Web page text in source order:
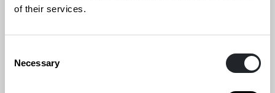
of their services.
Selection
Necessary10.10.2024